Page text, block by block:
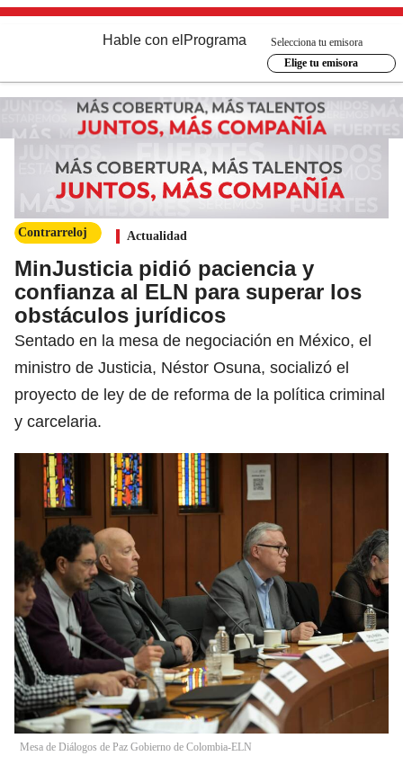
Hable con el Programa
Selecciona tu emisora
Elige tu emisora
Contrarreloj Actualidad
MinJusticia pidió paciencia y
confianza al ELN para superar los
obstáculos jurídicos
Sentado en la mesa de negociación en México, el
ministro de Justicia, Néstor Osuna, socializó el
proyecto de ley de de reforma de la política criminal
y carcelaria.
Mesa de Diálogos de Paz Gobierno de Colombia-ELN